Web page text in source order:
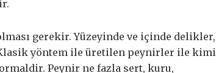
gerekir. Yüzeyinde ve içinde delikler,
yöntem ile üretilen peynirler ile kimi
Peynir ne fazla sert, kuru,